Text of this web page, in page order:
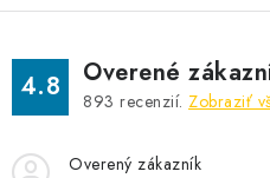
4.8 Overené
893 recenzií. Zobraziť
Overený zákazník